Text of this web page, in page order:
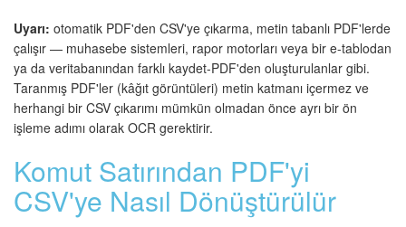
Uyarı: otomatik PDF'den CSV'ye çıkarma, metin tabanlı PDF'lerde
çalışır — muhasebe sistemleri, rapor motorları veya bir e-tablodan
ya da veritabanından farklı kaydet-PDF'den oluşturulanlar gibi.
Taranmış PDF'ler (kâğıt görüntüleri) metin katmanı içermez ve
herhangi bir CSV çıkarımı mümkün olmadan önce ayrı bir ön
işleme adımı olarak OCR gerektirir.
Komut Satırından PDF'yi
CSV'ye Nasıl Dönüştürülür